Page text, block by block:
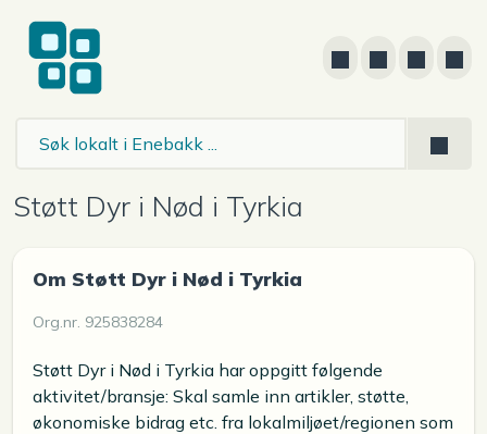
Støtt Dyr i Nød i Tyrkia
Om Støtt Dyr i Nød i Tyrkia
Org.nr. 925838284
Støtt Dyr i Nød i Tyrkia har oppgitt følgende
aktivitet/bransje: Skal samle inn artikler, støtte,
økonomiske bidrag etc. fra lokalmiljøet/regionen som